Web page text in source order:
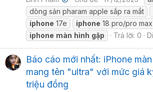
dòng sản pharam apple sắp ra mắt
iphone 17e iphone 18 pro/pro max
iphone màn hình gập Trả lời: 0
Báo cáo mới nhất: iPhone
mang tên "ultra" với mức giá
triệu đồng